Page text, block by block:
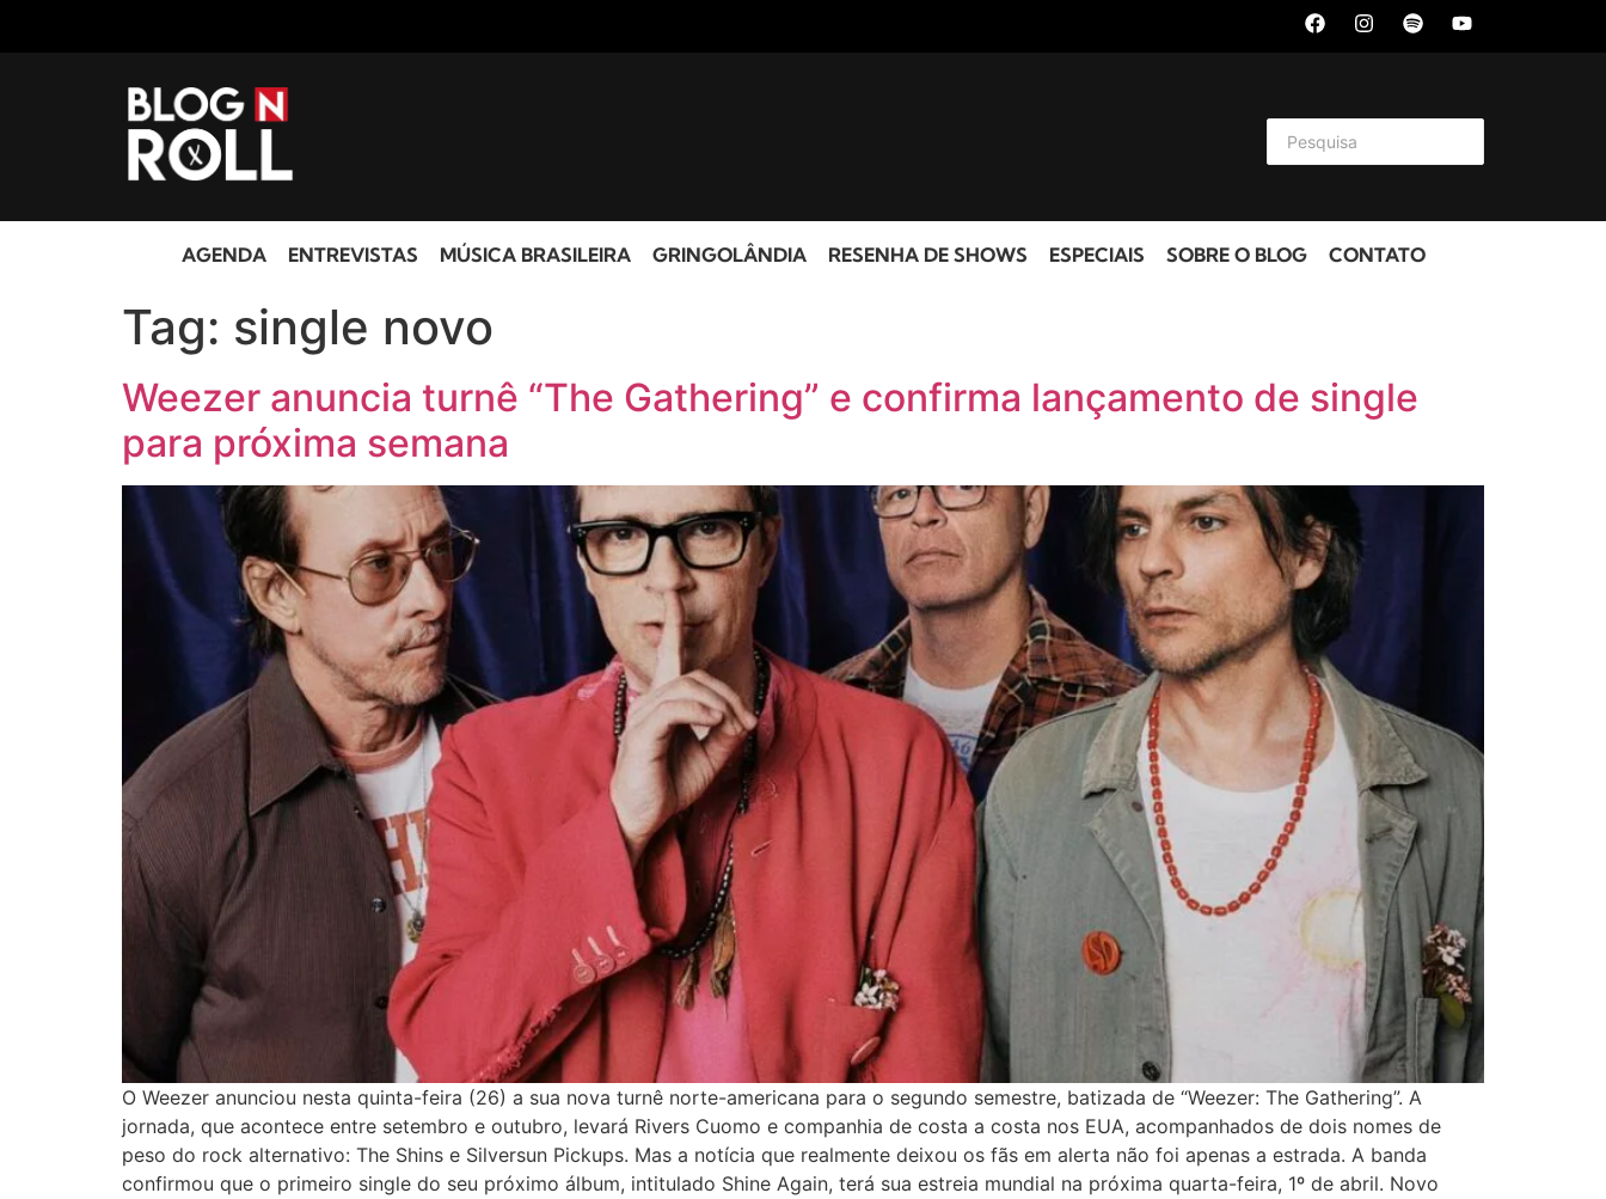
AGENDA ENTREVISTAS MÚSICA BRASILEIRA GRINGOLÂNDIA RESENHA DE SHOWS ESPECIAIS SOBRE O BLOG CONTATO
Tag: single novo
Weezer anuncia turnê “The Gathering” e confirma lançamento de single
para próxima semana
O Weezer anunciou nesta quinta-feira (26) a sua nova turnê norte-americana para o segundo semestre, batizada de “Weezer: The Gathering”. A
jornada, que acontece entre setembro e outubro, levará Rivers Cuomo e companhia de costa a costa nos EUA, acompanhados de dois nomes de
peso do rock alternativo: The Shins e Silversun Pickups. Mas a notícia que realmente deixou os fãs em alerta não foi apenas a estrada. A banda
confirmou que o primeiro single do seu próximo álbum, intitulado Shine Again, terá sua estreia mundial na próxima quarta-feira, 1º de abril. Novo